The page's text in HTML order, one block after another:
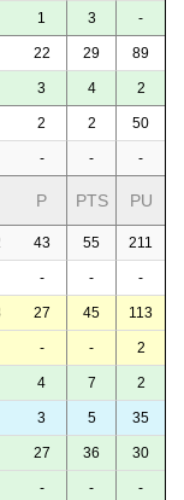
1 3 -
22 29 89
3 4 2
2 2 50
- - -
P PTS PU
43 55 211
- - -
27 45 113
- - 2
4 7 2
3 5 35
27 36 30
- - -